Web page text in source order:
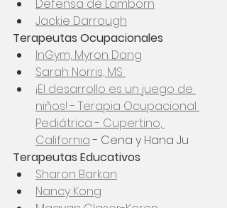
Defensa de Lamborn
Jackie Darrough
Terapeutas Ocupacionales
InGym, Myron Dang
Sarah Norris, MS
¡El desarrollo es un juego de
niños! - Terapia Ocupacional
Pediátrica - Cupertino,
California - Cena y Hana Ju
Terapeutas Educativos
Sharon Barkan
Nancy Kong